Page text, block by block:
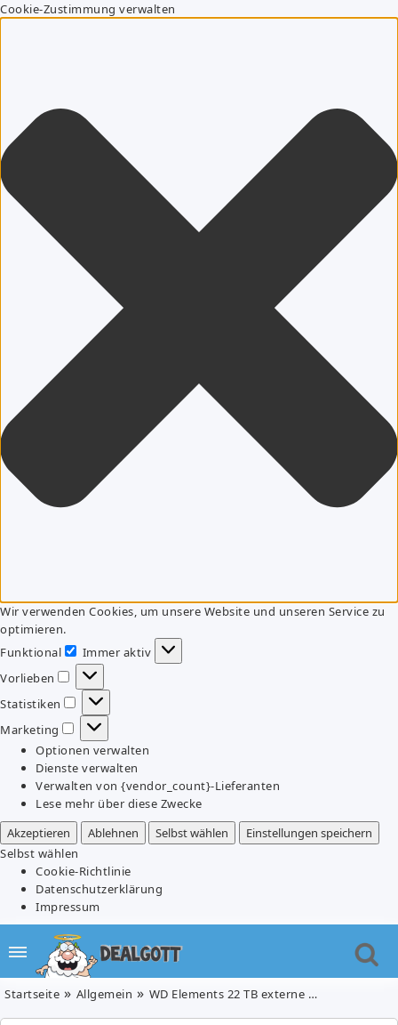
Cookie-Zustimmung verwalten
Wir verwenden Cookies, um unsere Website und unseren Service zu
optimieren.
Funktional
Funktional
Immer aktiv
Vorlieben
Vorlieben
Statistiken
Statistiken
Marketing
Marketing
Optionen verwalten
Dienste verwalten
Verwalten von {vendor_count}-Lieferanten
Lese mehr über diese Zwecke
Akzeptieren
Ablehnen Selbst wählen
Einstellungen speichern
Selbst wählen
Cookie-Richtlinie
Datenschutzerklärung
Impressum
Startseite Allgemein WD Elements 22 TB externe Festplatte für 389,99€ (VG 448,84€)